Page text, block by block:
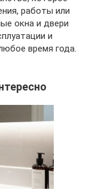
работы или
окна и двери
и
время года.